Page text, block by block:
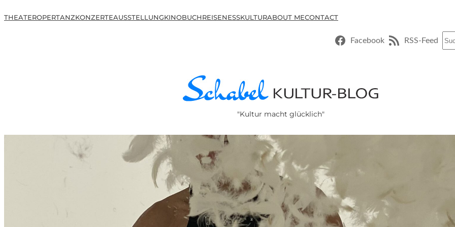
THEATEROPERTANZKONZERTEAUSSTELLUNGKINOBUCHREISENESSKULTURABOUT MECONTACT
Facebook RSS-Feed
"Kultur macht glücklich"